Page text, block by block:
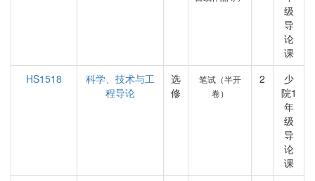
级
导
论
课
HS1518
科学、技术与工
程导论
选
修
笔试（半开
卷）
2
少
院1
年
级
导
论
课